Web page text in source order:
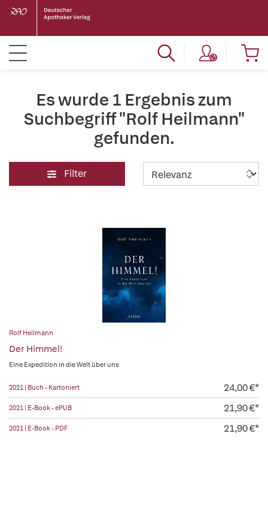
Es wurde 1 Ergebnis zum
Suchbegriff "Rolf Heilmann"
gefunden.
Filter
Rolf Heilmann
Der Himmel!
Eine Expedition in die Welt über uns
2021 | Buch - Kartoniert 24,00 €*
2021 | E-Book - ePUB 21,90 €*
2021 | E-Book - PDF 21,90 €*